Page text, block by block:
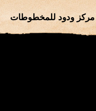
مركز ودود للمخطوطات